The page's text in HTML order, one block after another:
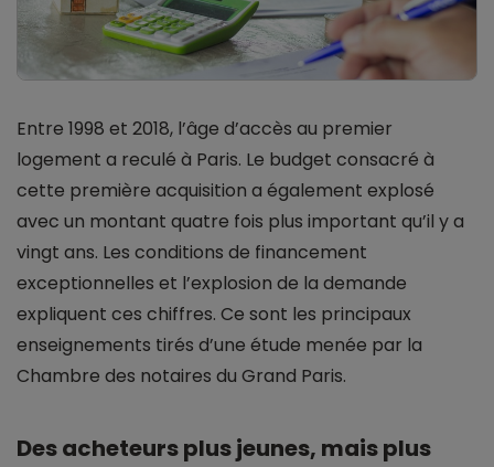
Entre 1998 et 2018, l’âge d’accès au premier
logement a reculé à Paris. Le budget consacré à
cette première acquisition a également explosé
avec un montant quatre fois plus important qu’il y a
vingt ans. Les conditions de financement
exceptionnelles et l’explosion de la demande
expliquent ces chiffres. Ce sont les principaux
enseignements tirés d’une étude menée par la
Chambre des notaires du Grand Paris.
Des acheteurs plus jeunes, mais plus